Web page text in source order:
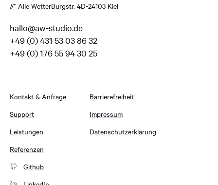
//* Alle WetterBurgstr. 4D-24103 Kiel
hallo@aw-studio.de
+49 (0) 431 53 03 86 32
+49 (0) 176 55 94 30 25
Kontakt & Anfrage
Support
Leistungen
Referenzen
Barrierefreiheit
Impressum
Datenschutzerklärung
Github